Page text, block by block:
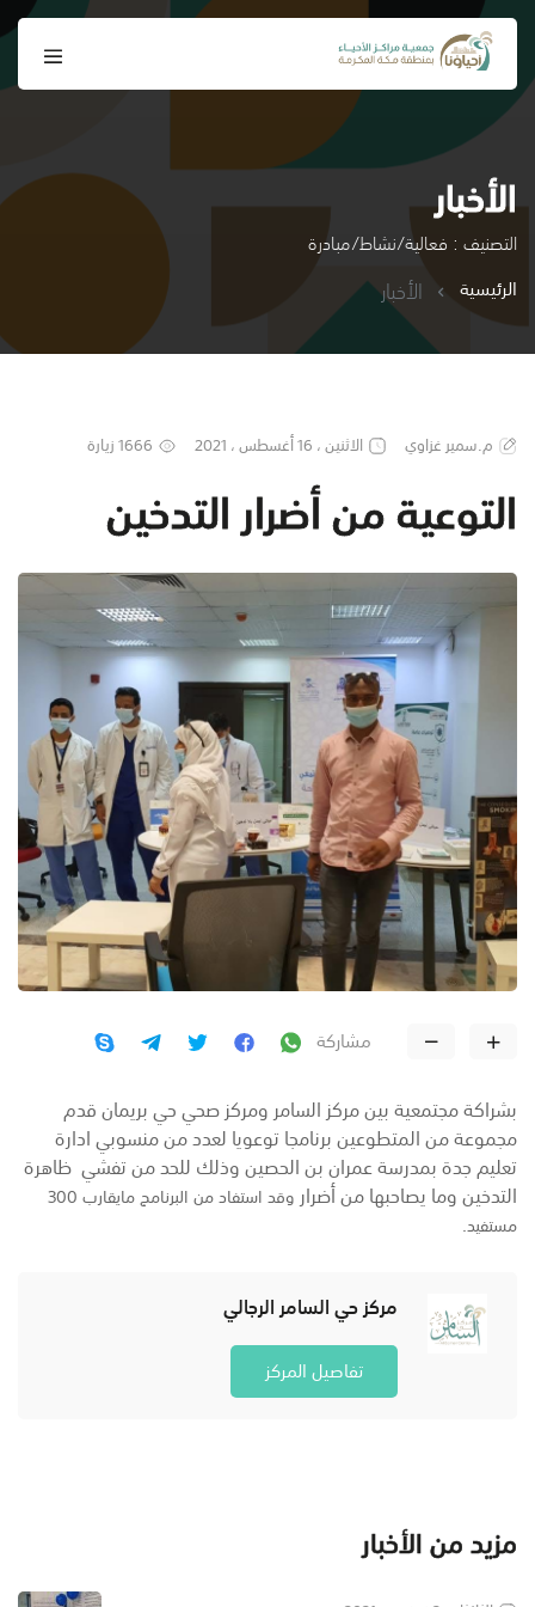
الأخبار
التصنيف : فعالية/نشاط/مبادرة
الرئيسية
الأخبار
م.سمير غزاوي الاثنين ، 16 أغسطس ، 2021 1666 زيارة
التوعية من أضرار التدخين
مشاركة
بشراكة مجتمعية بين مركز السامر ومركز صحي حي بريمان قدم
مجموعة من المتطوعين برنامجا توعويا لعدد من منسوبي ادارة
تعليم جدة بمدرسة عمران بن الحصين وذلك للحد من تفشي ظاهرة
التدخين وما يصاحبها من أضرار
وقد استفاد من البرنامج مايقارب 300
مستفيد.
مركز حي السامر الرجالي
تفاصيل المركز
مزيد من الأخبار